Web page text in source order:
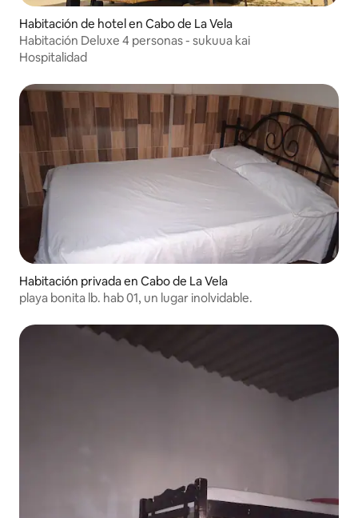
Habitación de hotel en Cabo de La Vela
Habitación Deluxe 4 personas - sukuua kai
Hospitalidad
Habitación privada en Cabo de La Vela
playa bonita lb. hab 01, un lugar inolvidable.